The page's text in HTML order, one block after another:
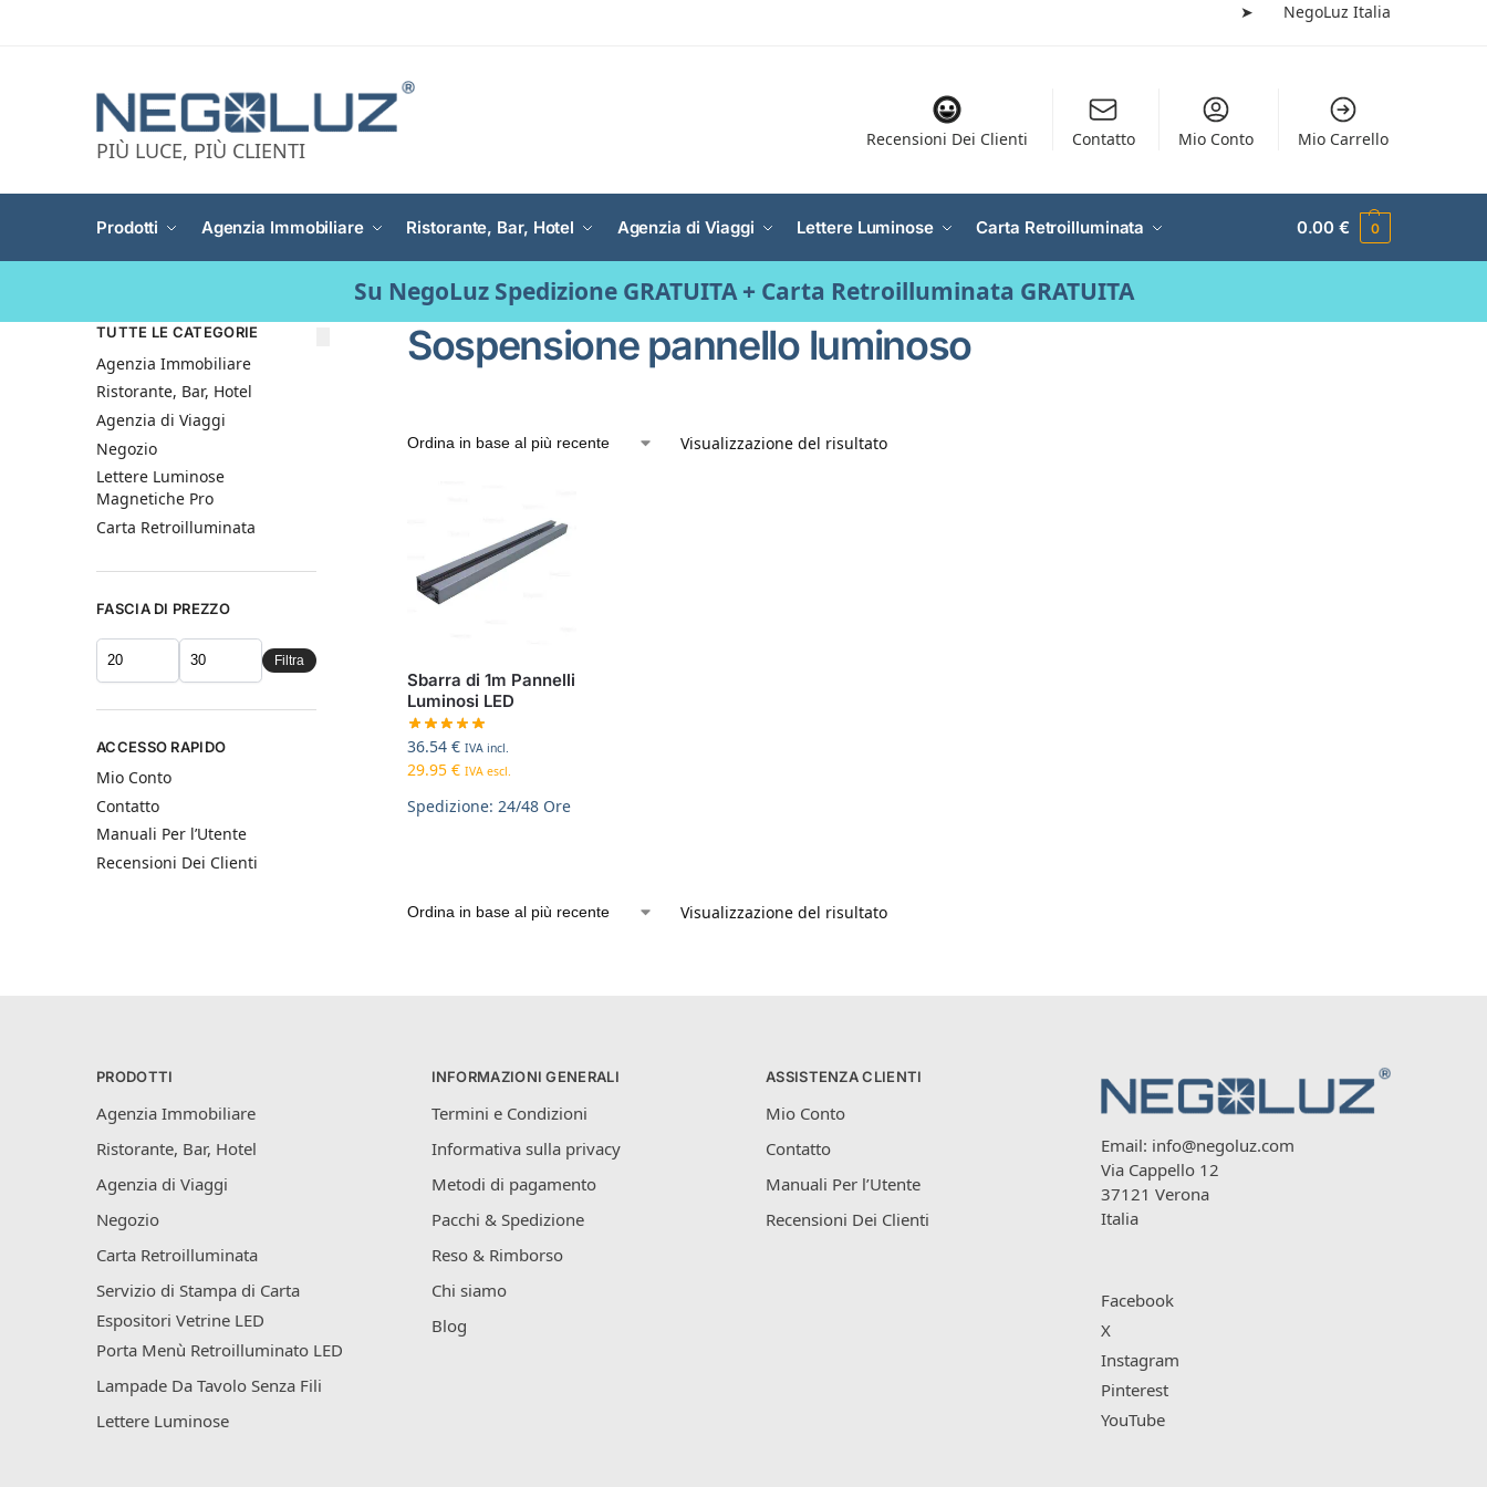
➤ NegoLuz Italia
PIÙ LUCE, PIÙ CLIENTI Recensioni Dei Clienti Contatto Mio Conto Mio Carrello
Prodotti Agenzia Immobiliare Ristorante, Bar, Hotel Agenzia di Viaggi Lettere Luminose Carta Retroilluminata 0.00€ 0
Su NegoLuz Spedizione GRATUITA + Carta Retroilluminata GRATUITA
Sospensione pannello luminoso
Visualizzazione del risultato
Sbarra di 1m Pannelli
Luminosi LED
36.54 € IVA incl.
29.95 € IVA escl.
Spedizione: 24/48 Ore
Visualizzazione del risultato
TUTTE LE CATEGORIE
Agenzia Immobiliare
Ristorante, Bar, Hotel
Agenzia di Viaggi
Negozio
Lettere Luminose
Magnetiche Pro
Carta Retroilluminata
FASCIA DI PREZZO
Filtra
ACCESSO RAPIDO
Mio Conto
Contatto
Manuali Per l’Utente
Recensioni Dei Clienti
PRODOTTI
Agenzia Immobiliare
Ristorante, Bar, Hotel
Agenzia di Viaggi
Negozio
Carta Retroilluminata
Servizio di Stampa di Carta
Espositori Vetrine LED
Porta Menù Retroilluminato LED
Lampade Da Tavolo Senza Fili
Lettere Luminose
INFORMAZIONI GENERALI
Termini e Condizioni
Informativa sulla privacy
Metodi di pagamento
Pacchi & Spedizione
Reso & Rimborso
Chi siamo
Blog
ASSISTENZA CLIENTI
Mio Conto
Contatto
Manuali Per l’Utente
Recensioni Dei Clienti
Email: info@negoluz.com
Via Cappello 12
37121 Verona
Italia
Facebook
X
Instagram
Pinterest
YouTube